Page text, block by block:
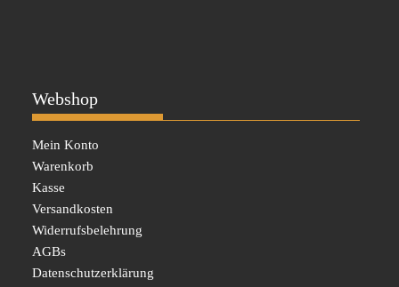
Webshop
Mein Konto
Warenkorb
Kasse
Versandkosten
Widerrufsbelehrung
AGBs
Datenschutzerklärung